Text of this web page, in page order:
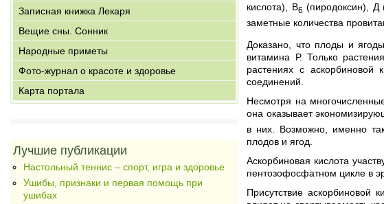
Записная книжка Лекаря
Вещие сны. Сонник
Народные приметы
Фото-журнал о красоте и здоровье
Карта портала
Лучшие публикации
Настольный теннис – спорт, игра и здоровье
Ушибы, признаки и первая помощь при
ушибах
кислота), В6 (пиродоксин), Д
заметные количества
Доказано, что плоды и
витамина Р. Только
растениях с аскорбиновой
соединений.
Несмотря на
она оказывает
в них. Возможно, именно
плодов и ягод.
Аскорбиновая кислота
пентозофосфатном цикле в
Присутствие аскорбиновой